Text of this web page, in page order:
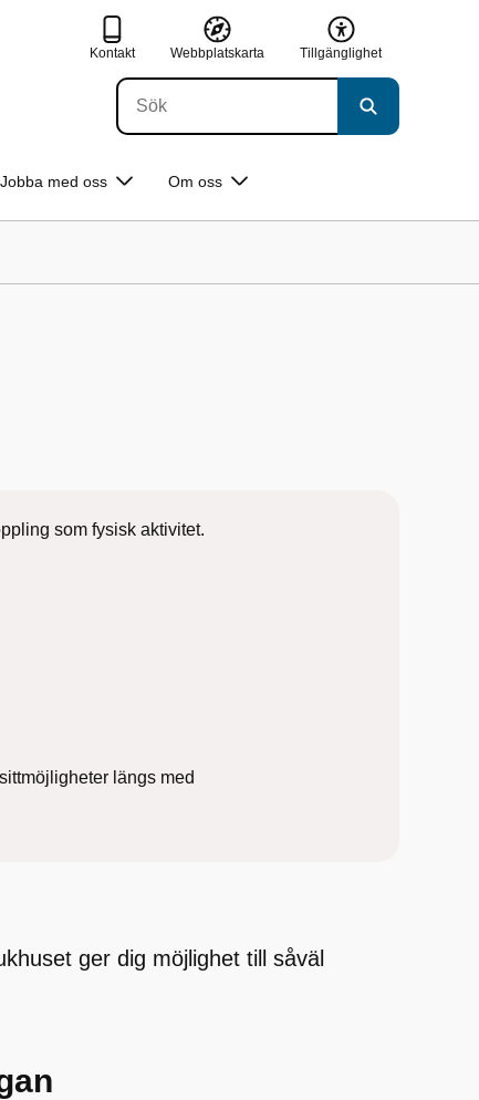
Kontakt Webbplatskarta Tillgänglighet
Jobba med oss Om oss
som fysisk aktivitet.
längs med
ger dig möjlighet till såväl